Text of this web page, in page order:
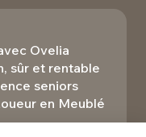
Ovelia
sûr et rentable
seniors
en Meublé